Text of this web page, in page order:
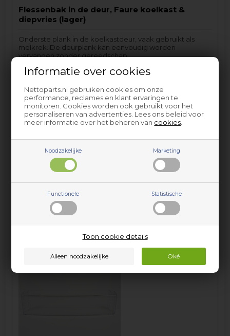
Informatie over cookies
Nettoparts.nl gebruiken cookies om onze
performance, reclames en klant ervaringen te
monitoren. Cookies worden ook gebruikt voor het
personaliseren van advertenties. Lees ons beleid voor
meer informatie over het beheren van cookies
Noodzakelijke Marketing
Functionele Statistische
Toon cookie details
Flessenbak in de deur, Faure koelkast &
diepvries (lager)
Onderste plank in de koelkastdeur, vaak gebruikt als
melkrek. De deurplank kan eenvoudig worden
vervangen zonder gereedschap.
nr. zoals aangegeven na het koppelteken.
Kleur - Wit
Materiaal - Plastic
FRD185W - 920403513-00
FRD18S - 925740540-00
FRD18S/1 - 920403541-00
FRD18S/1 - 920403541-02
FRD18S/1 - 920403572-00
onder andere…
EUR
Op voorraad (Lev. 2-3 weekdagen.